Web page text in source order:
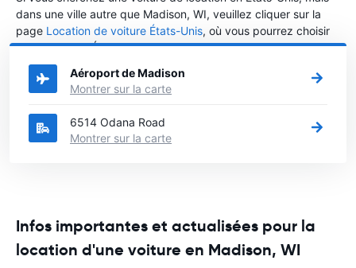
dans une ville autre que Madison, WI, veuillez cliquer sur la
page Location de voiture États-Unis, où vous pourrez choisir
la ville dans le États-Unis où vous souhaitez louer une voiture.
Aéroport de Madison
Montrer sur la carte
6514 Odana Road
Montrer sur la carte
Infos importantes et actualisées pour la
location d'une voiture en Madison, WI